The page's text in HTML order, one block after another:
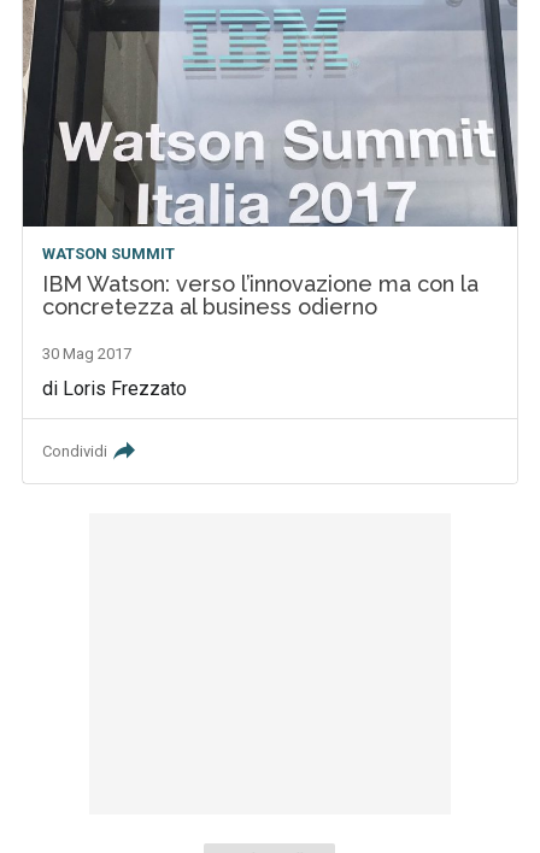
WATSON SUMMIT
IBM Watson: verso l’innovazione ma con la
concretezza al business odierno
30 Mag 2017
di Loris Frezzato
Condividi